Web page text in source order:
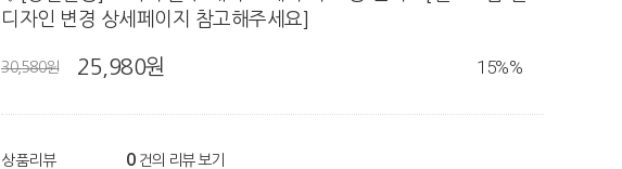
디자인 변경 상세페이지 참고해주세요]
30,580원 25,980원 15%%
상품리뷰 0 건의 리뷰 보기